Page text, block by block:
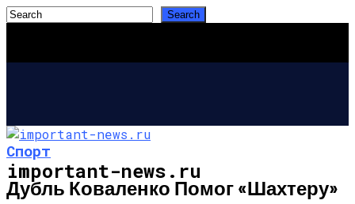
important-news.ru
Спорт
Дубль Коваленко Помог «Шахтеру»